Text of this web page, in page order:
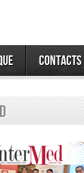
Contacts